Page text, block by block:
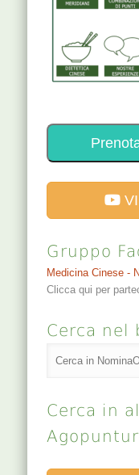
Gruppo
Medicina Cinese -
Clicca qui per
Cerca nel
Cerca in